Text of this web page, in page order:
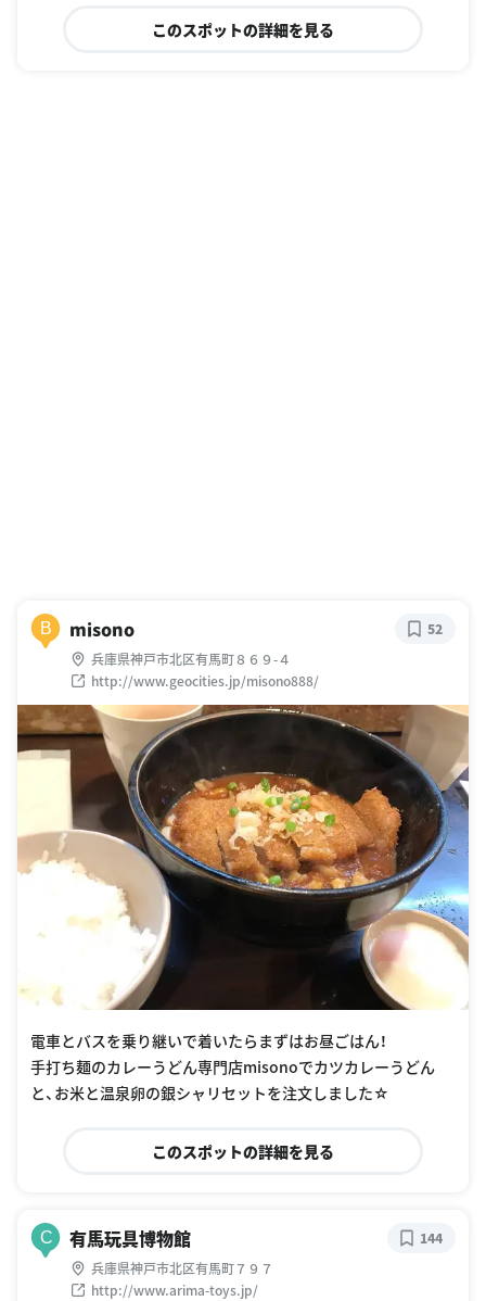
このスポットの詳細を見る
B misono
兵庫県神戸市北区有馬町８６９-４
http://www.geocities.jp/misono888/
52
電車とバスを乗り継いで着いたらまずはお昼ごはん！
手打ち麺のカレーうどん専門店misonoでカツカレーうどん
と、お米と温泉卵の銀シャリセットを注文しました☆
このスポットの詳細を見る
C 有馬玩具博物館
兵庫県神戸市北区有馬町７９７
http://www.arima-toys.jp/
144